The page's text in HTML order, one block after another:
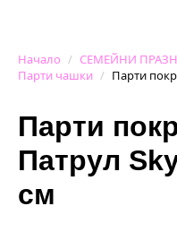
Начало СЕМЕЙНИ
Парти чашки
Парти
Парти
Патрул
см